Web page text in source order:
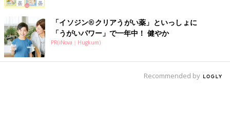
「イソジン®クリアうがい薬」といっしょに
「うがいパワー」で一年中！ 健やか
PR(iNova｜Hugkum)
Recommended by